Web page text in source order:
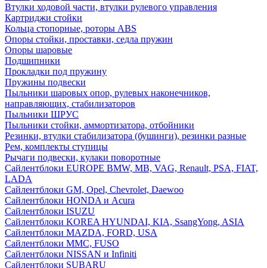
Втулки ходовой части, втулки рулевого управления
Картриджи стойки
Кольца стопорные, роторы ABS
Опоры стойки, проставки, седла пружин
Опоры шаровые
Подшипники
Прокладки под пружину
Пружины подвески
Пыльники шаровых опор, рулевых наконечников,
направляющих, стабилизаторов
Пыльники ШРУС
Пыльники стойки, аммортизатора, отбойники
Резинки, втулки стабилизатора (бушинги), резинки разные
Рем, комплекты ступицы
Рычаги подвески, кулаки поворотные
Сайлентблоки EUROPE BMW, MB, VAG, Renault, PSA, FIAT,
LADA
Сайлентблоки GM, Opel, Chevrolet, Daewoo
Сайлентблоки HONDA и Acura
Сайлентблоки ISUZU
Сайлентблоки KOREA HYUNDAI, KIA, SsangYong, ASIA
Сайлентблоки MAZDA, FORD, USA
Сайлентблоки MMC, FUSO
Сайлентблоки NISSAN и Infiniti
Сайлентблоки SUBARU